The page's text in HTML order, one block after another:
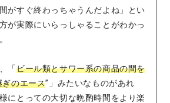
がすぐ終わっちゃうんだよね」とい
が実際にいらっしゃることがわかっ
「ビール類とサワー系の商品の間を
ぎのエース”」みたいなものがあれ
にとっての大切な晩酌時間をより楽